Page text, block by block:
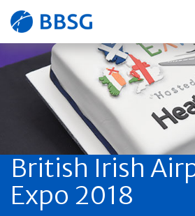
Strona
główna
British Irish
Expo 2018